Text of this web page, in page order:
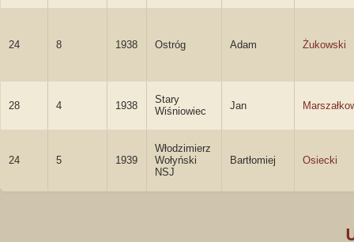
24 8 1938 Ostróg Adam Żukowski
28 4 1938
Stary
Wiśniowiec
Jan
24 5 1939
Włodzimierz
Wołyński
NSJ
Bartłomiej Osiecki